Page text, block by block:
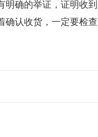
确的举证，证明收到
确认收货，一定要检查